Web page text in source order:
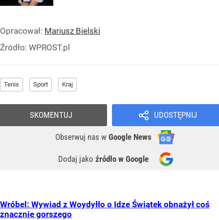
Opracował: Mariusz Bielski
Źródło: WPROST.pl
Tenis Sport Kraj
UDOSTĘPNIJ
Obserwuj nas w Google News
Dodaj jako źródło w Google
SKOMENTUJ
Wróbel: Wywiad z Woydyłło o Idze Świątek obnażył coś
znacznie gorszego